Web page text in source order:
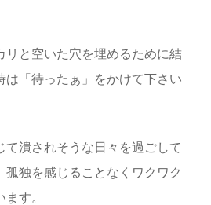
リと空いた穴を埋めるために結
は「待ったぁ」をかけて下さい
て潰されそうな日々を過ごして
孤独を感じることなくワクワク
す。